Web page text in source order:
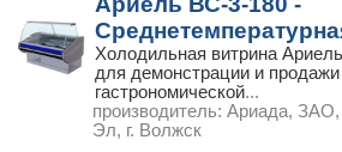
Холодильная витрина
для демонстрации и продажи
гастрономической...
производитель: Ариада, ЗАО,
Эл, г. Волжск